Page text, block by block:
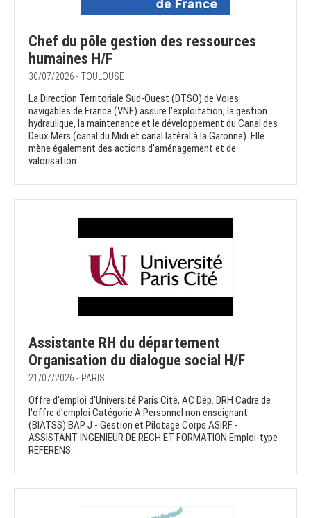
Chef du pôle gestion des ressources
humaines H/F
30/07/2026 - TOULOUSE
La Direction Territoriale Sud-Ouest (DTSO) de Voies
navigables de France (VNF) assure l'exploitation, la gestion
hydraulique, la maintenance et le développement du Canal des
Deux Mers (canal du Midi et canal latéral à la Garonne). Elle
mène également des actions d'aménagement et de
valorisation...
Assistante RH du département
Organisation du dialogue social H/F
21/07/2026 - PARIS
Offre d'emploi d'Université Paris Cité, AC Dép. DRH Cadre de
l'offre d'emploi Catégorie A Personnel non enseignant
(BIATSS) BAP J - Gestion et Pilotage Corps ASIRF -
ASSISTANT INGENIEUR DE RECH ET FORMATION Emploi-type
REFERENS...